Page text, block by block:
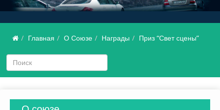
Главная О Союзе Награды Приз “Свет сцены”